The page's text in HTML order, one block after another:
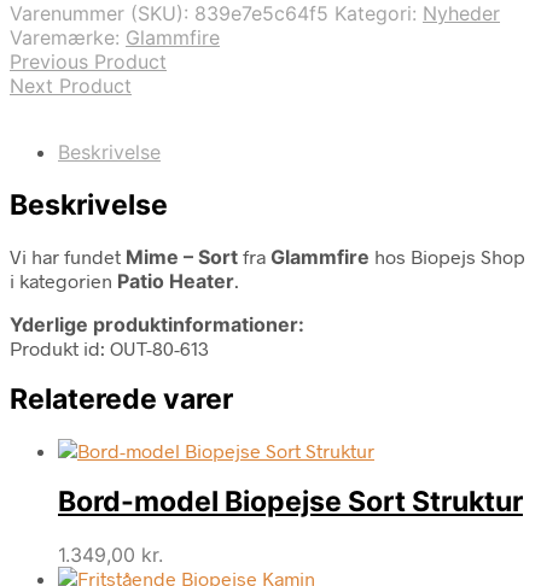
Varenummer (SKU): 839e7e5c64f5 Kategori: Nyheder
Varemærke: Glammfire
Previous Product
Next Product
Beskrivelse
Beskrivelse
Vi har fundet Mime – Sort fra Glammfire hos Biopejs Shop
i kategorien Patio Heater.
Yderlige produktinformationer:
Produkt id: OUT-80-613
Relaterede varer
Bord-model Biopejse Sort Struktur
1.349,00 kr.